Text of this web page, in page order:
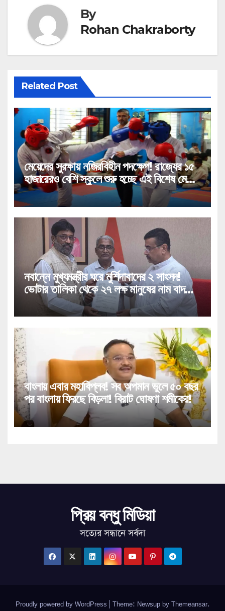
By
Rohan Chakraborty
Related Post
মেয়েদের সুরক্ষায় নজিরবিহীন পদক্ষেপ! রাজ্যের ১৫
হাজারেরও বেশি স্কুলে শুরু হচ্ছে এই বিশেষ মেগা
প্রশিক্ষণ!
নবান্নে মুখ্যমন্ত্রীর ঘরে মুর্শিদাবাদের ২ সাংসদ!
ভোটার তালিকা থেকে ২৭ লক্ষ মানুষের নাম বাদ
পড়া নিয়ে বিরাট পদক্ষেপ!
বাংলায় এবার মহাবিপ্লব! সব অপমান ভুলে ৫০ বছর
পর বাংলায় ফিরছে বিড়লা! বিরাট ঘোষণা শমীকের!
প্রিয় বন্ধু মিডিয়া
সত্যের সন্ধানে সর্বদা
Proudly powered by WordPress Theme: Newsup by Themeansar.